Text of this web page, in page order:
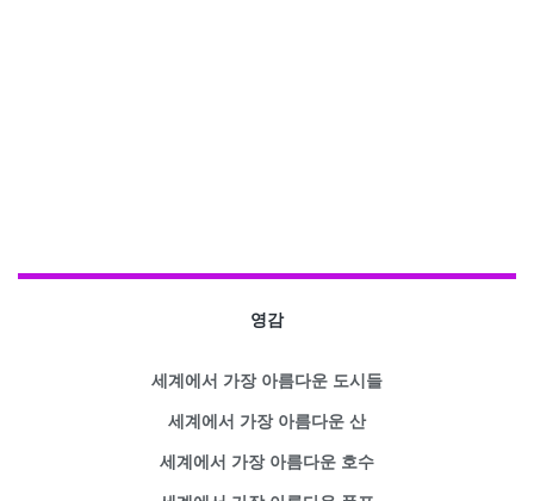
영감
세계에서 가장 아름다운 도시들
세계에서 가장 아름다운 산
세계에서 가장 아름다운 호수